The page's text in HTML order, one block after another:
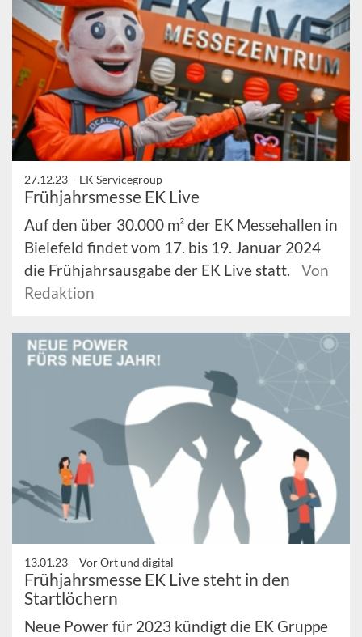
27.12.23 – EK Servicegroup
Frühjahrsmesse EK Live
Auf den über 30.000 m² der EK Messehallen in
Bielefeld findet vom 17. bis 19. Januar 2024
die Frühjahrsausgabe der EK Live statt.
Von
Redaktion
13.01.23 – Vor Ort und digital
Frühjahrsmesse EK Live steht in den
Startlöchern
Neue Power für 2023 kündigt die EK Gruppe